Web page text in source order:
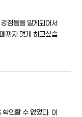
점들을 알게되어서
까지 맺게 하고싶습
인할 수 없었다. 이